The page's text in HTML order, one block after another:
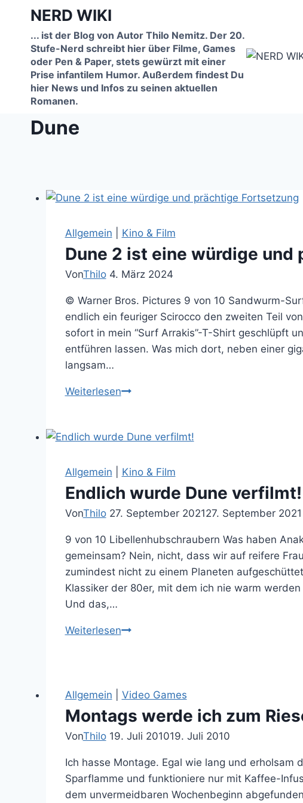
springen
NERD WIKI
... ist der Blog von Autor Thilo Nemitz. Der 20.
Stufe-Nerd schreibt hier über Filme, Games
oder Pen & Paper, stets gewürzt mit einer
Prise infantilem Humor. Außerdem findest Du
hier News und Infos zu seinen aktuellen
Romanen.
Dune
Allgemein Kino & Film
Dune 2 ist eine würdige
VonThilo 4. März 2024
© Warner Bros. Pictures 9 von 10 Sandwurm-
endlich ein feuriger Scirocco den zweiten Teil
sofort in mein “Surf Arrakis”-T-Shirt geschlüpft
entführen lassen. Was mich dort, neben einer
langsam…
WeiterlesenDune
eine
und
prächtige
Fortsetzung
Allgemein Kino & Film
Endlich wurde Dune verfilmt!
VonThilo 27. September 202127. September 2021
9 von 10 Libellenhubschraubern Was haben
gemeinsam? Nein, nicht, dass wir auf reifere
zumindest nicht zu einem Planeten
Klassiker der 80er, mit dem ich nie warm
Und das,…
WeiterlesenEndlich
Allgemein
Video Games
Montags werde ich zum
VonThilo 19. Juli 201019. Juli 2010
Ich hasse Montage. Egal wie lang und erholsam
Sparflamme und funktioniere nur mit Kaffee-
dem unvermeidbaren Wochenbeginn